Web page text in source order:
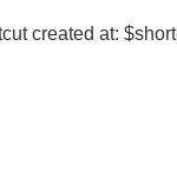
created at: